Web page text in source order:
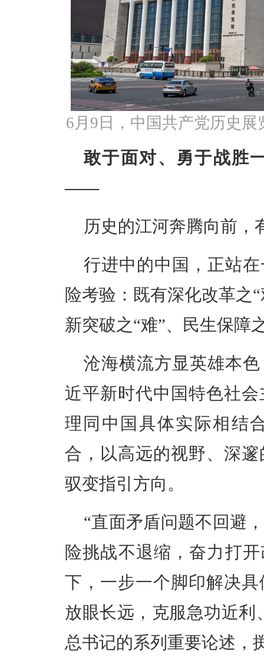
6月9日，中国共产党历史
敢于面对、勇于战胜
——
历史的江河奔腾向前，
行进中的中国，正站
险考验：既有深化改革之
新突破之“难”、民生保障
沧海横流方显英雄本
近平新时代中国特色社
理同中国具体实际相结
合，以高远的视野、深
驭变指引方向。
“直面矛盾问题不回避
险挑战不退缩，奋力打
下，一步一个脚印解决
放眼长远，克服急功近
总书记的系列重要论述，